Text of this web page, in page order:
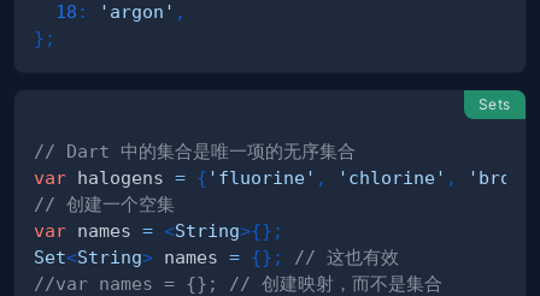
18 : 'argon' ,
} ;
Sets
// Dart 中的集合是唯一项的无序集合
var halogens = { 'fluorine' , 'chlorine' ,
// 创建一个空集
var names = <String>{} ;
Set<String> names = {} ;
// 这也有效
//var names = {}; // 创建映射，而不是集合